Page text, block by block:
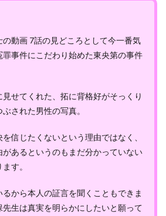
動画 7話の見どころとして今一番気
事件にこだわり始めた東央第の事件
せてくれた、拓に背格好がそっくり
された男性の写真。
信じたくないという理由ではなく、
あるというのもまだ分かっていない
す。
から本人の証言を聞くこともできま
生は真実を明らかにしたいと願って